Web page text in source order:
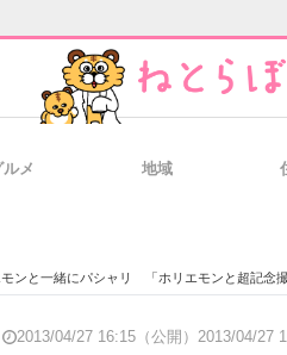
ルメ 地域
ンと一緒にパシャリ 「ホリエモンと超記念撮
2013/04/27 16:15（公開） 2013/04/27